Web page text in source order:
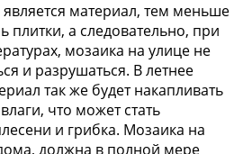
материал, тем меньше
плитки, а следовательно, при
мозаика на улице не
и разрушаться. В летнее
так же будет накапливать
что может стать
и грибка. Мозаика на
должна в полной мере